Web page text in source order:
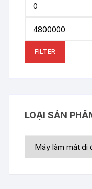
FILTER
LOẠI SẢN